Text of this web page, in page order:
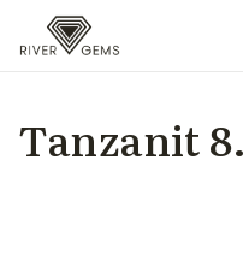
Tanzanit